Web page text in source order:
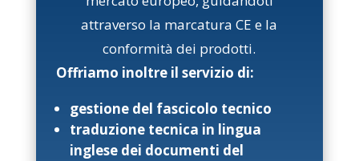
attraverso la marcatura CE e la
conformità dei prodotti.
Offriamo inoltre il servizio di:
gestione del fascicolo tecnico
traduzione tecnica in lingua
inglese dei documenti del